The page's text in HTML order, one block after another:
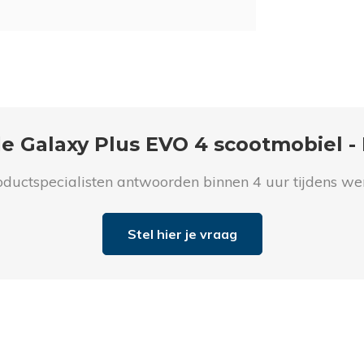
Galaxy Plus EVO 4 scootmobiel -
antwoorden binnen 4 uur tijdens
Stel hier je vraag
Advies aanvragen
Advies aanvragen
Telefoonnummer